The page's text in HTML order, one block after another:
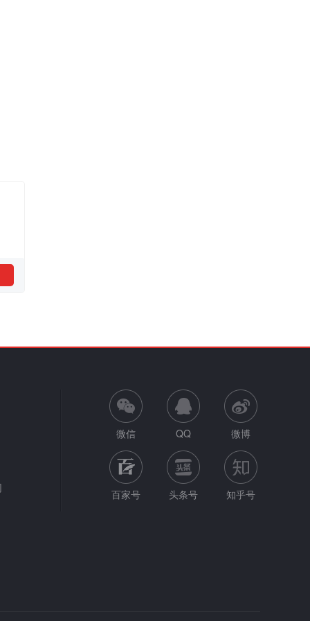
微信 QQ 微博
百家号 头条号 知乎号